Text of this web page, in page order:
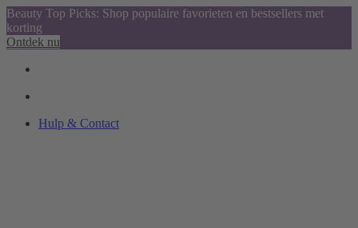
Beauty Top Picks: Shop populaire favorieten en bestsellers met
korting
Ontdek nu
Hulp & Contact